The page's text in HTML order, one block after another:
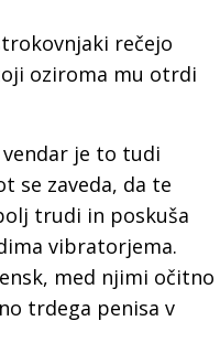
rečejo
oziroma mu otrdi
je to tudi
se zaveda, da te
trudi in poskuša
vibratorjema.
med njimi očitno
trdega penisa v